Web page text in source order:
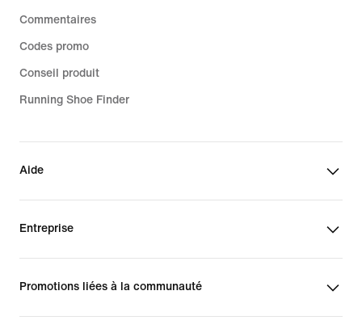
Commentaires
Codes promo
Conseil produit
Running Shoe Finder
Aide
Entreprise
Promotions liées à la communauté